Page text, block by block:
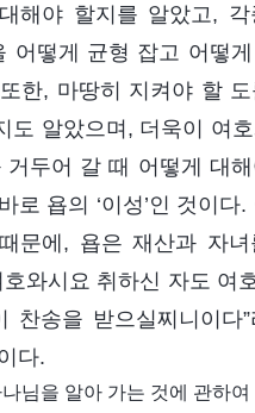
해야 할지를 알았고,
어떻게 균형 잡고 어떻
한, 마땅히 지켜야 할
도 알았으며, 더욱이 여
두어 갈 때 어떻게 대해
로 욥의 ‘이성’인 것이다.
문에, 욥은 재산과 자녀
와시요 취하신 자도 여
찬송을 받으실찌니이다
다.
님을 알아 가는 것에 관하여